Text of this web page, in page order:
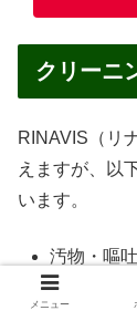
クリーニ
RINAVIS（リ
えますが、以
います。
汚物・嘔
ペットが
メニュー